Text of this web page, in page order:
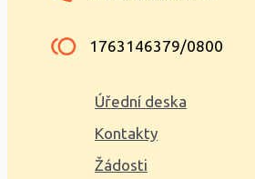
1763146379/0800
Úřední deska
Kontakty
Žádosti